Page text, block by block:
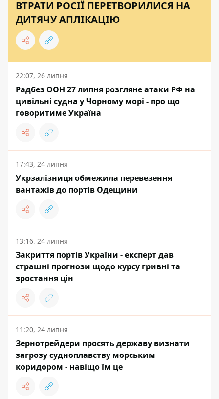
ВТРАТИ РОСІЇ ПЕРЕТВОРИЛИСЯ НА
ДИТЯЧУ АПЛІКАЦІЮ
22:07, 26 липня
Радбез ООН 27 липня розгляне атаки РФ на
цивільні судна у Чорному морі - про що
говоритиме Україна
17:43, 24 липня
Укрзалізниця обмежила перевезення
вантажів до портів Одещини
13:16, 24 липня
Закриття портів України - експерт дав
страшні прогнози щодо курсу гривні та
зростання цін
11:20, 24 липня
Зернотрейдери просять державу визнати
загрозу судноплавству морським
коридором - навіщо їм це